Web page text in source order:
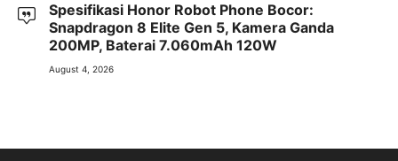
Spesifikasi Honor Robot Phone Bocor:
Snapdragon 8 Elite Gen 5, Kamera Ganda
200MP, Baterai 7.060mAh 120W
August 4, 2026